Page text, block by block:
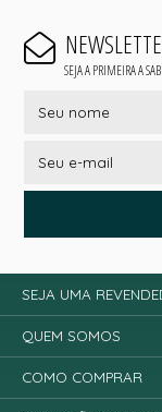
SEJA A PRIMEIRA A
SEJA UMA
QUEM SOMOS
COMO COMPRAR